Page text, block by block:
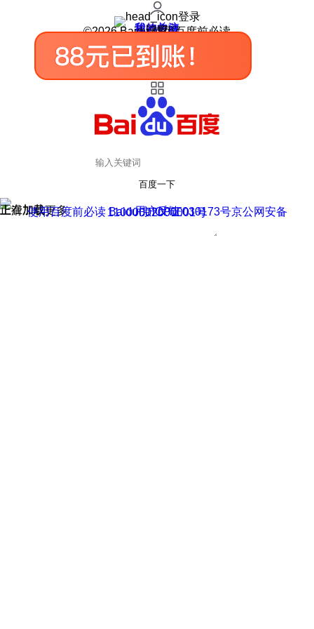
登录
我的关注
我的收藏
皮肤中心
用户反馈
设置
©2026 Baidu 使用百度前必读
百度一下
正在加载
上滑加载更多 用户反馈
使用百度前必读 Baidu 京ICP证030173号
京公网安备11000002000001号